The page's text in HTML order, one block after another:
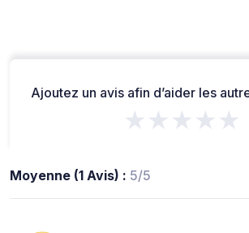
Ajoutez un avis afin d’aider les
★★★★★
Moyenne (1 Avis) : 5/5